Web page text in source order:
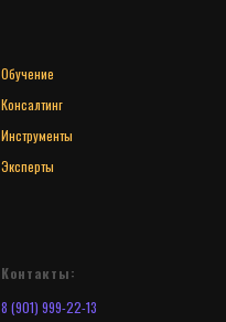
Обучение
Консалтинг
Инструменты
Эксперты
Контакты:
8 (901) 999-22-13